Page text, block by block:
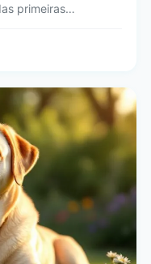
primeiras